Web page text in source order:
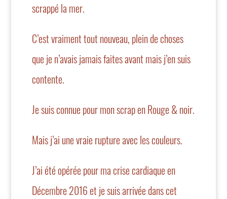
scrappé la mer.
C’est vraiment tout nouveau, plein de choses
que je n’avais jamais faites avant mais j’en suis
contente.
Je suis connue pour mon scrap en Rouge & noir.
Mais j’ai une vraie rupture avec les couleurs.
J’ai été opérée pour ma crise cardiaque en
Décembre 2016 et je suis arrivée dans cet